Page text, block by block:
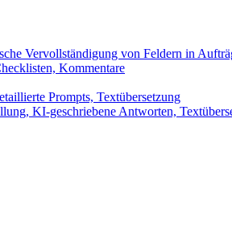
Vervollständigung von Feldern in
Kommentare
Prompts, Textübersetzung
KI-geschriebene Antworten,